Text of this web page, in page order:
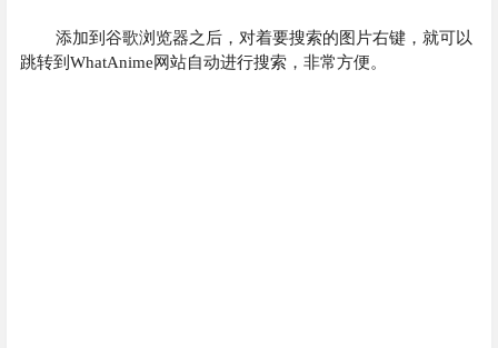
添加到谷歌浏览器之后，对着要搜索的图片右键，就可以
跳转到WhatAnime网站自动进行搜索，非常方便。